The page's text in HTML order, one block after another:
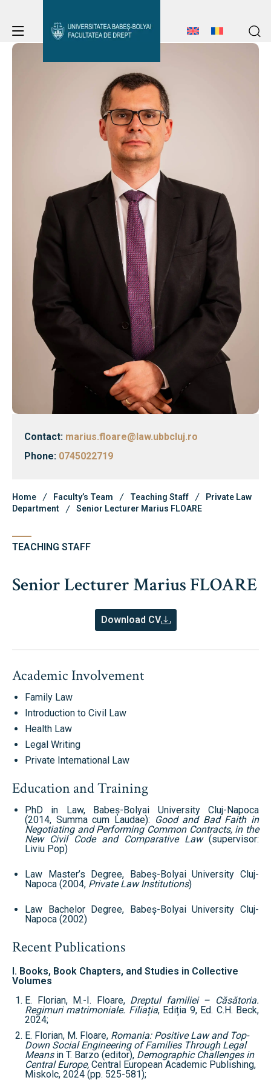
Student Notice Board
Admission
Erasmus & International
About Faculty
Faculty’s Team
Library & Magazines
Contact
Student Notice Board
Admission
Erasmus & International
About Faculty
News
Faculty’s Team
Library & Magazines
Contact
Contact: marius.floare@law.ubbcluj.ro
Phone: 0745022719
Home Faculty’s Team Teaching Staff
Private Law
Department
Senior Lecturer Marius FLOARE
TEACHING STAFF
Senior Lecturer Marius FLOARE
Download CV
Academic Involvement
Family Law
Introduction to Civil Law
Health Law
Legal Writing
Private International Law
Education and Training
PhD in Law, Babeș-Bolyai University Cluj-Napoca
(2014, Summa cum Laudae): Good and Bad Faith in
Negotiating and Performing Common Contracts, in the
New Civil Code and Comparative Law (supervisor:
Liviu Pop)
Law Master’s Degree, Babeș-Bolyai University Cluj-
Napoca (2004, Private Law Institutions)
Law Bachelor Degree, Babeș-Bolyai University Cluj-
Napoca (2002)
Recent Publications
I. Books, Book Chapters, and Studies in Collective
Volumes
E. Florian, M.-I. Floare, Dreptul familiei – Căsătoria.
Regimuri matrimoniale. Filiația, Ediția 9, Ed. C.H. Beck,
2024;
E. Florian, M. Floare, Romania: Positive Law and Top-
Down Social Engineering of Families Through Legal
Means in T. Barzo (editor), Demographic Challenges in
Central Europe, Central European Academic Publishing,
Miskolc, 2024 (pp. 525-581);